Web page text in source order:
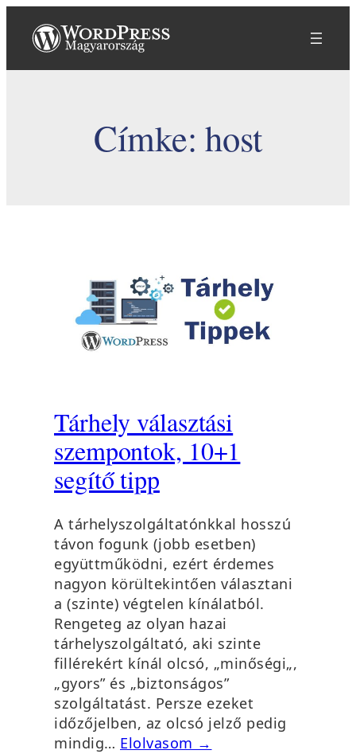
tartalomhoz
Címke:host
Tárhely választási
szempontok, 10+1
segítő tipp
A tárhelyszolgáltatónkkal hosszú
távon fogunk (jobb esetben)
együttműködni, ezért érdemes
nagyon körültekintően választani
a (szinte) végtelen kínálatból.
Rengeteg az olyan hazai
tárhelyszolgáltató, aki szinte
fillérekért kínál olcsó, „minőségi„,
„gyors” és „biztonságos”
szolgáltatást. Persze ezeket
időzőjelben, az olcsó jelző pedig
mindig… Elolvasom →